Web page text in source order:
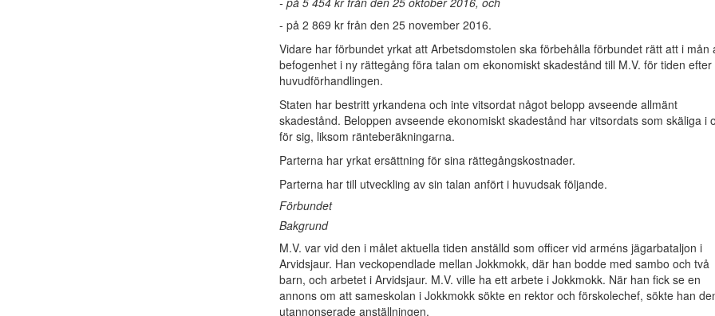
- på 2 869 kr från den 25 november 2016.
Vidare har förbundet yrkat att Arbetsdomstolen ska förbehålla förbundet rätt att i mån
befogenhet i ny rättegång föra talan om ekonomiskt skadestånd till M.V. för tiden efter
huvudförhandlingen.
Staten har bestritt yrkandena och inte vitsordat något belopp avseende allmänt
skadestånd. Beloppen avseende ekonomiskt skadestånd har vitsordats som skäliga i
för sig, liksom ränteberäkningarna.
Parterna har yrkat ersättning för sina rättegångskostnader.
Parterna har till utveckling av sin talan anfört i huvudsak följande.
Förbundet
Bakgrund
M.V. var vid den i målet aktuella tiden anställd som officer vid arméns jägarbataljon i
Arvidsjaur. Han veckopendlade mellan Jokkmokk, där han bodde med sambo och två
barn, och arbetet i Arvidsjaur. M.V. ville ha ett arbete i Jokkmokk. När han fick se en
annons om att sameskolan i Jokkmokk sökte en rektor och förskolechef, sökte han
utannonserade anställningen.